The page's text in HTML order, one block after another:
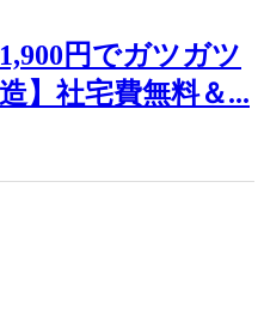
円でガツガツ
】社宅費無料＆...